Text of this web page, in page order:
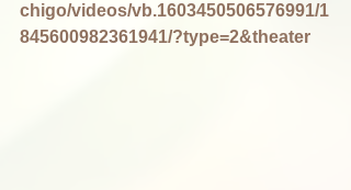
chigo/videos/vb.1603450506576991/1
845600982361941/?type=2&theater